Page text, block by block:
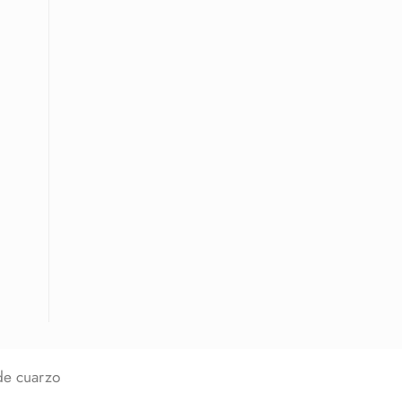
cuarzo